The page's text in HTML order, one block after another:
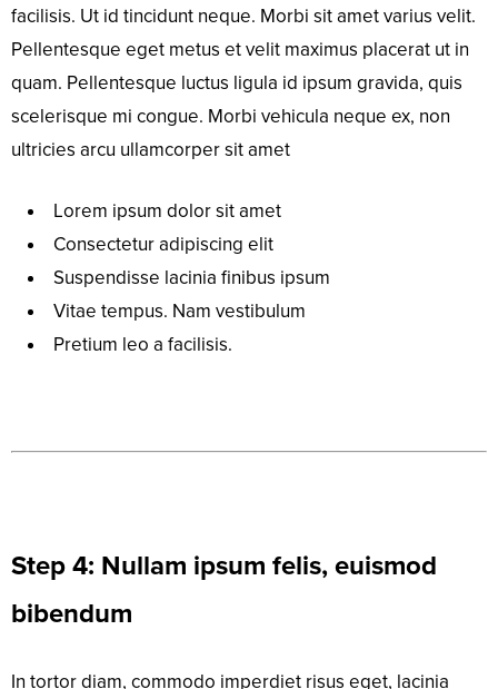
facilisis. Ut id tincidunt neque. Morbi sit amet varius velit.
Pellentesque eget metus et velit maximus placerat ut in
quam. Pellentesque luctus ligula id ipsum gravida, quis
scelerisque mi congue. Morbi vehicula neque ex, non
ultricies arcu ullamcorper sit amet
Lorem ipsum dolor sit amet
Consectetur adipiscing elit
Suspendisse lacinia finibus ipsum
Vitae tempus. Nam vestibulum
Pretium leo a facilisis.
Step 4: Nullam ipsum felis, euismod
bibendum
In tortor diam, commodo imperdiet risus eget, lacinia